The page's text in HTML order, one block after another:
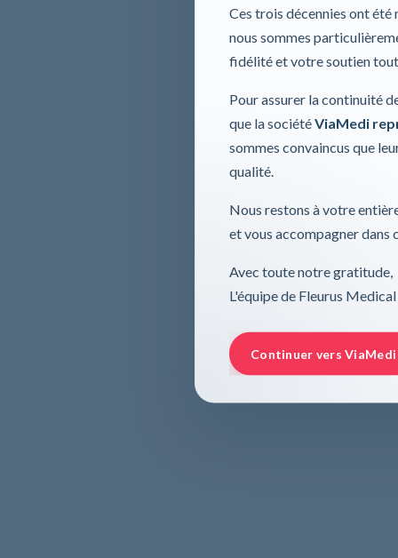
Ces trois décennies ont
nous sommes
fidélité et votre soutien
Pour assurer la continuité
que la sociétéViaMedi
sommes convaincus que
qualité.
Nous restons à votre
et vous accompagner dans
Avec toute notre gratitude,
L'équipe de Fleurus Medical
Continuer vers ViaMedi